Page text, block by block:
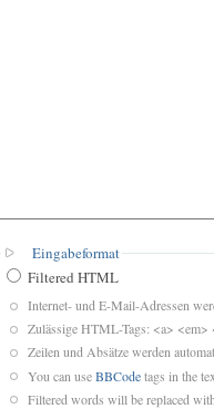
Eingabeformat
Filtered HTML
Internet- und E-Mail-Adressen
Zulässige HTML-Tags: <a>
Zeilen und Absätze werden
You can useBBCodetags in the
Filtered words will be replaced